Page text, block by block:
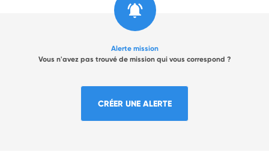
Alerte mission
Vous n'avez pas trouvé de mission qui vous correspond ?
CRÉER UNE ALERTE